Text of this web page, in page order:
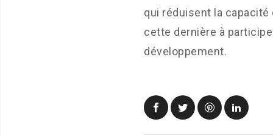
qui réduisent la capacité
cette dernière à
développement.